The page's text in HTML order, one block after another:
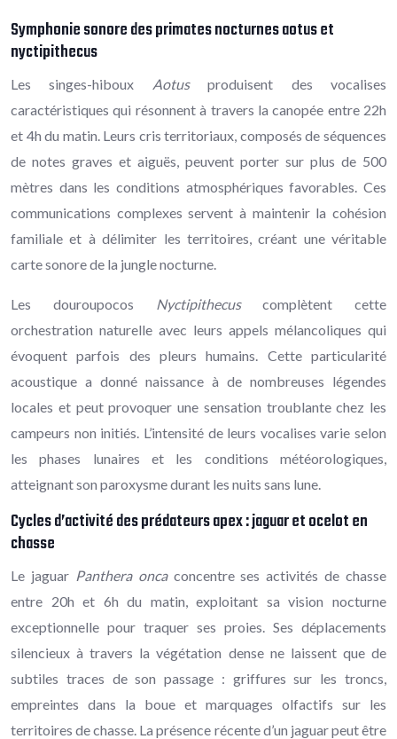
Symphonie sonore des primates nocturnes aotus et
nyctipithecus
Les singes-hiboux Aotusproduisent des vocalises
caractéristiques qui résonnent à travers la canopée entre 22h
et 4h du matin. Leurs cris territoriaux, composés de séquences
de notes graves et aiguës, peuvent porter sur plus de 500
mètres dans les conditions atmosphériques favorables. Ces
communications complexes servent à maintenir la cohésion
familiale et à délimiter les territoires, créant une véritable
carte sonore de la jungle nocturne.
Les douroupocos Nyctipithecuscomplètent cette
orchestration naturelle avec leurs appels mélancoliques qui
évoquent parfois des pleurs humains. Cette particularité
acoustique a donné naissance à de nombreuses légendes
locales et peut provoquer une sensation troublante chez les
campeurs non initiés. L’intensité de leurs vocalises varie selon
les phases lunaires et les conditions météorologiques,
atteignant son paroxysme durant les nuits sans lune.
Cycles d’activité des prédateurs apex : jaguar et ocelot en
chasse
Le jaguar Panthera oncaconcentre ses activités de chasse
entre 20h et 6h du matin, exploitant sa vision nocturne
exceptionnelle pour traquer ses proies. Ses déplacements
silencieux à travers la végétation dense ne laissent que de
subtiles traces de son passage : griffures sur les troncs,
empreintes dans la boue et marquages olfactifs sur les
territoires de chasse. La présence récente d’un jaguar peut être